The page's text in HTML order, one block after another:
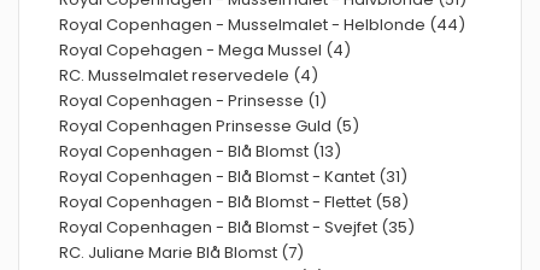
Royal Copenhagen - Musselmalet - Helblonde (44)
Royal Copehagen - Mega Mussel (4)
RC. Musselmalet reservedele (4)
Royal Copenhagen - Prinsesse (1)
Royal Copenhagen Prinsesse Guld (5)
Royal Copenhagen - Blå Blomst (13)
Royal Copenhagen - Blå Blomst - Kantet (31)
Royal Copenhagen - Blå Blomst - Flettet (58)
Royal Copenhagen - Blå Blomst - Svejfet (35)
RC. Juliane Marie Blå Blomst (7)